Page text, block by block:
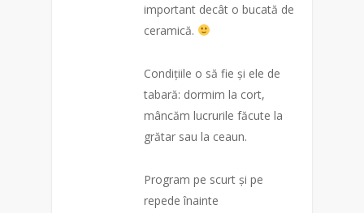
important decât o bucată de
ceramică.
Condițiile o să fie și ele de
tabară: dormim la cort,
mâncăm lucrurile făcute la
grătar sau la ceaun.
Program pe scurt și pe
repede înainte